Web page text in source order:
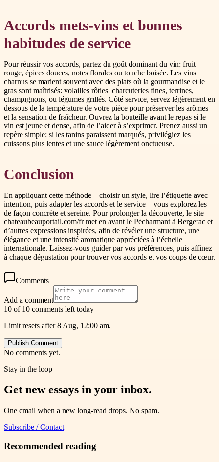
Accords mets-vins et bonnes
habitudes de service
Pour réussir vos accords, partez du goût dominant du vin: fruit
rouge, épices douces, notes florales ou touche boisée. Les vins
charnus se marient souvent avec des plats où la gourmandise et le
gras sont maîtrisés: volailles rôties, charcuteries fines, terrines,
champignons, ou légumes grillés. Côté service, servez légèrement en
dessous de la température de votre pièce pour préserver les arômes
et la sensation de fraîcheur. Ouvrez la bouteille avant le repas si le
vin est jeune et dense, afin de l’aider à s’exprimer. Prenez aussi un
repère simple: si les tanins paraissent marqués, privilégiez les
cuissons plus lentes et une sauce légèrement onctueuse.
Conclusion
En appliquant cette méthode—choisir un style, lire l’étiquette avec
intention, puis adapter les accords et le service—vous explorez les
de façon concrète et sereine. Pour prolonger la découverte, le site
chateaubeauportail.com/fr met en avant le Pécharmant à Bergerac et
d’autres expressions inspirées, afin de révéler une structure, une
élégance et une intensité aromatique appréciées à l’échelle
internationale. Laissez-vous guider par vos préférences, puis affinez
à chaque dégustation pour trouver vos accords et vos coups de cœur.
Comments
Add a comment
10 of 10 comments left today
Limit resets after 8 Aug, 12:00 am.
Publish Comment
No comments yet.
Stay in the loop
Get new essays in your inbox.
One email when a new long-read drops. No spam.
Subscribe / Contact
Recommended reading